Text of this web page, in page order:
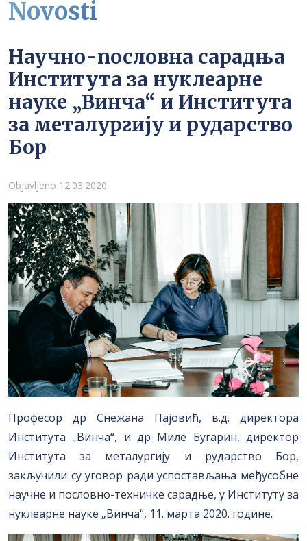
Novosti
Научно-пословна сарадња
Института за нуклеарне
науке „Винча“ и Института
за металургију и рударство
Бор
Detalji
Objavljeno 12.03.2020
Професор др Снежана Пајовић, в.д. директора
Института „Винча“, и др Миле Бугарин, директор
Института за металургију и рударство Бор,
закључили су уговор ради успостављања међусобне
научне и пословно-техничке сарадње, у Институту за
нуклеарне науке „Винча“, 11. марта 2020. године.